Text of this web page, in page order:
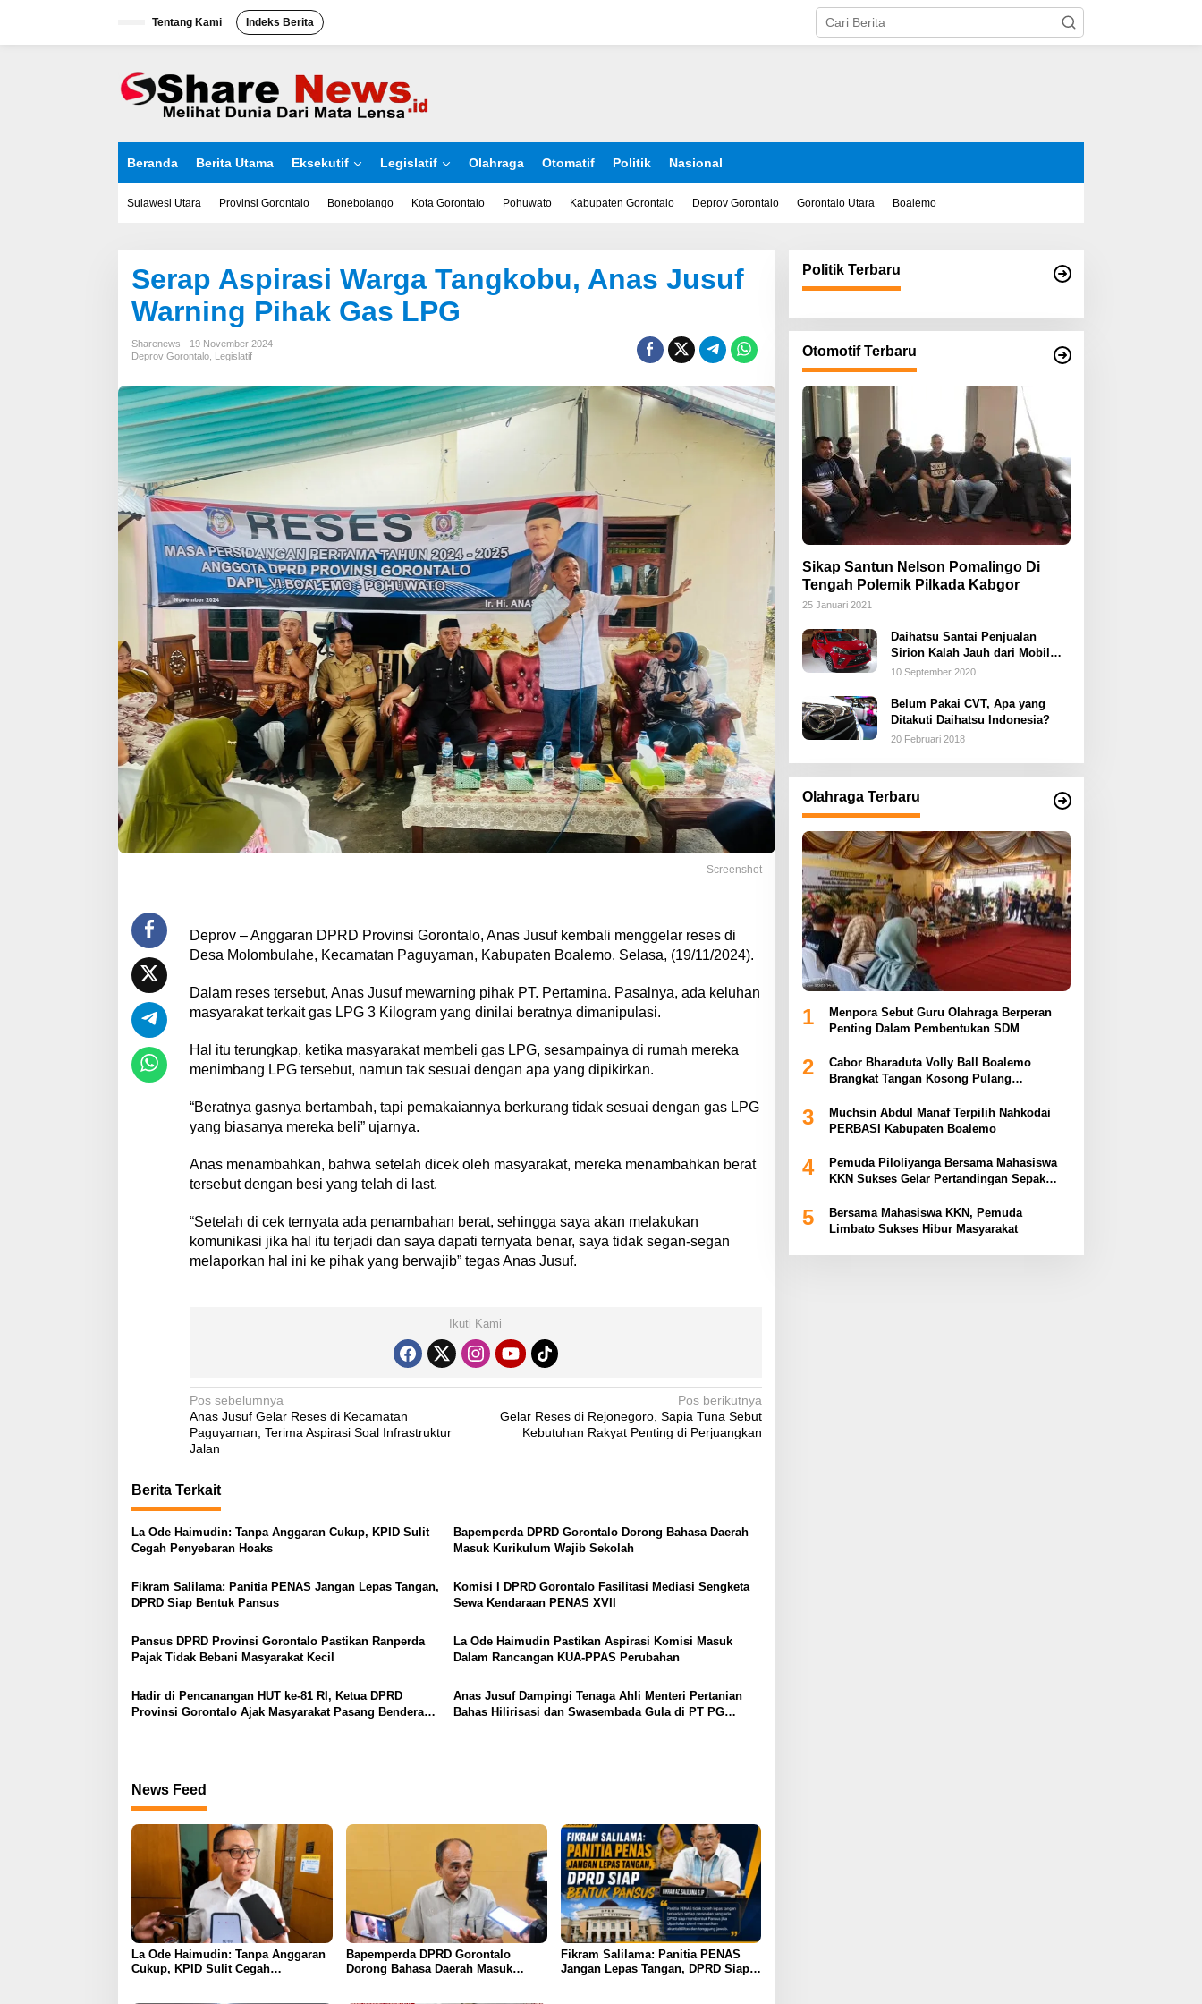
Tentang Kami Indeks Berita
Beranda Berita Utama Eksekutif Legislatif Olahraga Otomatif Politik Nasional
Sulawesi Utara Provinsi Gorontalo Bonebolango Kota Gorontalo Pohuwato Kabupaten Gorontalo Deprov Gorontalo Gorontalo Utara Boalemo
Serap Aspirasi Warga Tangkobu, Anas Jusuf
Warning Pihak Gas LPG
Sharenews
19 November 2024
Deprov Gorontalo Legislatif
Screenshot
Deprov – Anggaran DPRD Provinsi Gorontalo, Anas Jusuf kembali menggelar reses di
Desa Molombulahe, Kecamatan Paguyaman, Kabupaten Boalemo. Selasa, (19/11/2024).
Dalam reses tersebut, Anas Jusuf mewarning pihak PT. Pertamina. Pasalnya, ada keluhan
masyarakat terkait gas LPG 3 Kilogram yang dinilai beratnya dimanipulasi.
Hal itu terungkap, ketika masyarakat membeli gas LPG, sesampainya di rumah mereka
menimbang LPG tersebut, namun tak sesuai dengan apa yang dipikirkan.
“Beratnya gasnya bertambah, tapi pemakaiannya berkurang tidak sesuai dengan gas LPG
yang biasanya mereka beli” ujarnya.
Anas menambahkan, bahwa setelah dicek oleh masyarakat, mereka menambahkan berat
tersebut dengan besi yang telah di last.
“Setelah di cek ternyata ada penambahan berat, sehingga saya akan melakukan
komunikasi jika hal itu terjadi dan saya dapati ternyata benar, saya tidak segan-segan
melaporkan hal ini ke pihak yang berwajib” tegas Anas Jusuf.
Ikuti Kami
N
a
v
g
a
s
i
p
o
s
Pos sebelumnya
Anas Jusuf Gelar Reses di Kecamatan
Paguyaman, Terima Aspirasi Soal Infrastruktur
Jalan
Pos berikutnya
Gelar Reses di Rejonegoro, Sapia Tuna Sebut
Kebutuhan Rakyat Penting di Perjuangkan
Berita Terkait
La Ode Haimudin: Tanpa Anggaran Cukup, KPID Sulit
Cegah Penyebaran Hoaks
Bapemperda DPRD Gorontalo Dorong Bahasa Daerah
Masuk Kurikulum Wajib Sekolah
Fikram Salilama: Panitia PENAS Jangan Lepas Tangan,
DPRD Siap Bentuk Pansus
Komisi I DPRD Gorontalo Fasilitasi Mediasi Sengketa
Sewa Kendaraan PENAS XVII
Pansus DPRD Provinsi Gorontalo Pastikan Ranperda
Pajak Tidak Bebani Masyarakat Kecil
La Ode Haimudin Pastikan Aspirasi Komisi Masuk
Dalam Rancangan KUA-PPAS Perubahan
Hadir di Pencanangan HUT ke-81 RI, Ketua DPRD
Provinsi Gorontalo Ajak Masyarakat Pasang Bendera
Anas Jusuf Dampingi Tenaga Ahli Menteri Pertanian
Bahas Hilirisasi dan Swasembada Gula di PT PG
News Feed
La Ode Haimudin: Tanpa Anggaran
Cukup, KPID Sulit Cegah
Bapemperda DPRD Gorontalo
Dorong Bahasa Daerah Masuk
Fikram Salilama: Panitia PENAS
Jangan Lepas Tangan, DPRD Siap
Politik Terbaru
Otomotif Terbaru
Sikap Santun Nelson Pomalingo Di
Tengah Polemik Pilkada Kabgor
25 Januari 2021
Daihatsu Santai Penjualan
Sirion Kalah Jauh dari Mobil
LCGC
10 September 2020
Belum Pakai CVT, Apa yang
Ditakuti Daihatsu Indonesia?
20 Februari 2018
Olahraga Terbaru
1
Menpora Sebut Guru Olahraga Berperan
Penting Dalam Pembentukan SDM
2
Cabor Bharaduta Volly Ball Boalemo
Brangkat Tangan Kosong Pulang
3
Muchsin Abdul Manaf Terpilih Nahkodai
PERBASI Kabupaten Boalemo
4
Pemuda Piloliyanga Bersama Mahasiswa
KKN Sukses Gelar Pertandingan Sepak
5
Bersama Mahasiswa KKN, Pemuda
Limbato Sukses Hibur Masyarakat